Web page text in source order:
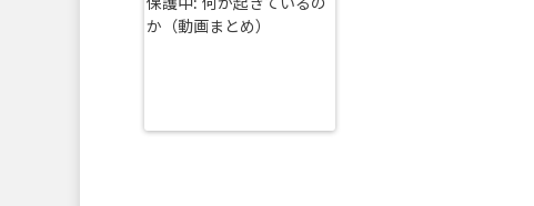
保護中: 何が起きているの
か（動画まとめ）